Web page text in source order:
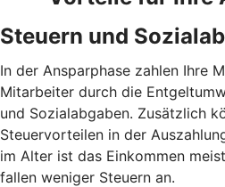
Steuern und
In der Ansparphase zahlen Ihre
Mitarbeiter durch die
und Sozialabgaben. Zusätzlich
Steuervorteilen in der
im Alter ist das Einkommen
fallen weniger Steuern an.